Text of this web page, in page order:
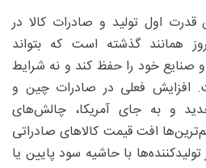
اول تولید و صادرات کالا در
همانند گذشته است که بتواند
صنایع خود را حفظ کند و نه شرایط
افزایش فعلی در صادرات چین و
و به جای آمریکا، چالش‌های
افت قیمت کالاهای صادراتی
با حاشیه سود پایین یا